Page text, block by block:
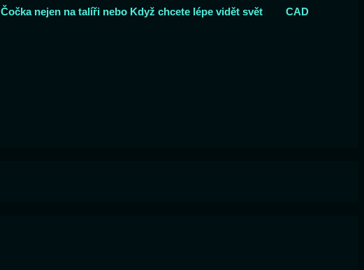
Čočka nejen na talíři nebo Když chcete lépe vidět svět CAD